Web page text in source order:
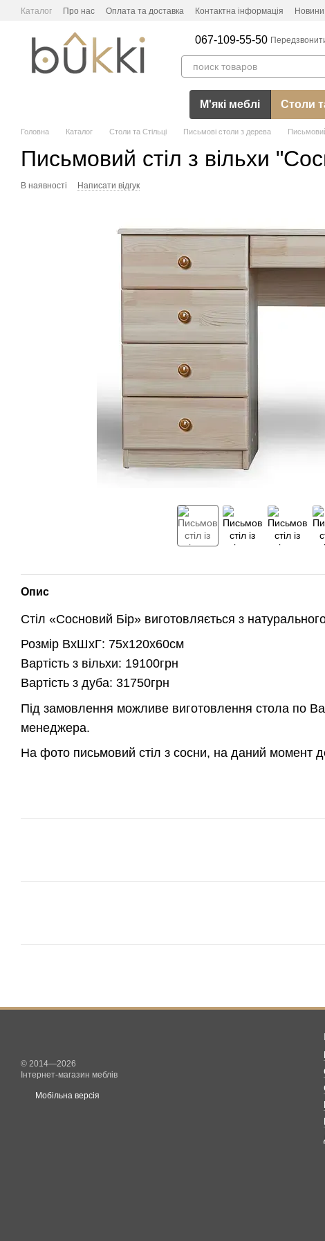
Перейти до основного контенту
Каталог Про нас Оплата та доставка Контактна інформація Новини
067-109-55-50
М'які меблі Столи
Головна Каталог Столи та Стільці Письмові столи з дерева
Письмовий стіл з вільхи
В наявності Написати відгук
Опис
Стіл «Сосновий Бір» виготовляється з
Розмір ВхШхГ: 75х120х60см
Вартість з вільхи: 19100грн
Вартість з дуба: 31750грн
Під замовлення можливе виготовлення стола по
менеджера.
На фото письмовий стіл з сосни, на даний момент
© 2014—2026
Інтернет-магазин меблів
Мобільна версія